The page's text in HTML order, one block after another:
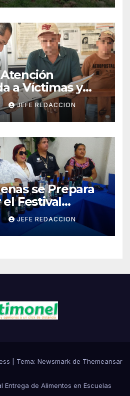
Atención
a Víctimas y
Coalcomán
JEFE REDACCION
se Prepara
Festival
de la Cerveza
2026
JEFE REDACCION
Tema: Newsmark de Themeansar
Entrega de Alimentos en Escuelas